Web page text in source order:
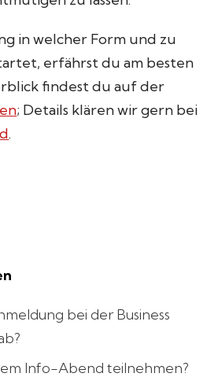
bei der Business
Info-Abend teilnehmen?
in welcher Form und zu
erfährst du am besten
findest du auf der
; Details klären wir gern bei
.